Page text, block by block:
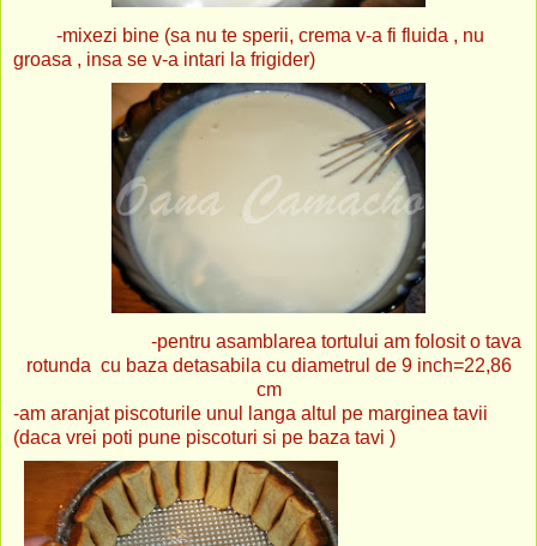
-mixezi bine (sa nu te sperii, crema v-a fi fluida , nu
groasa , insa se v-a intari la frigider)
-pentru asamblarea tortului am folosit o tava
rotunda cu baza detasabila cu diametrul de 9 inch=22,86
cm
-am aranjat piscoturile unul langa altul pe marginea tavii
(daca vrei poti pune piscoturi si pe baza tavi )